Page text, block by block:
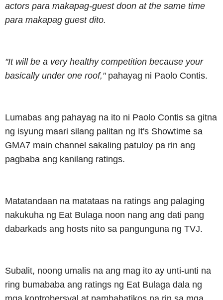
actors para makapag-guest doon at the same time
para makapag guest dito.
"It will be a very healthy competition because your
basically under one roof,"pahayag ni Paolo Contis.
Lumabas ang pahayag na ito ni Paolo Contis sa gitna
ng isyung maari silang palitan ng It's Showtime sa
GMA7 main channel sakaling patuloy pa rin ang
pagbaba ang kanilang ratings.
Matatandaan na matataas na ratings ang palaging
nakukuha ng Eat Bulaga noon nang ang dati pang
dabarkads ang hosts nito sa pangunguna ng TVJ.
Subalit, noong umalis na ang mag ito ay unti-unti na
ring bumababa ang ratings ng Eat Bulaga dala ng